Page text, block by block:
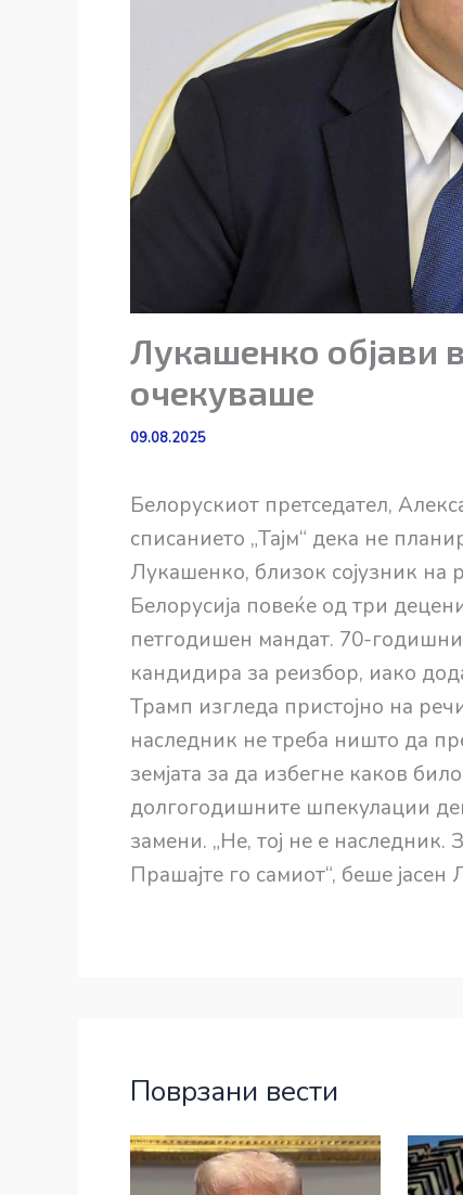
Лукашенко објави
очекуваше
09.08.2025
Белорускиот претседател,
списанието „Тајм“ дека не
Лукашенко, близок сојузник на
Белорусија повеќе од три
петгодишен мандат. 70-
кандидира за реизбор, иако
Трамп изгледа пристојно на
наследник не треба ништо да
земјата за да избегне каков
долгогодишните шпекулации
замени. „Не, тој не е наследник.
Прашајте го самиот“, беше
Поврзани вести